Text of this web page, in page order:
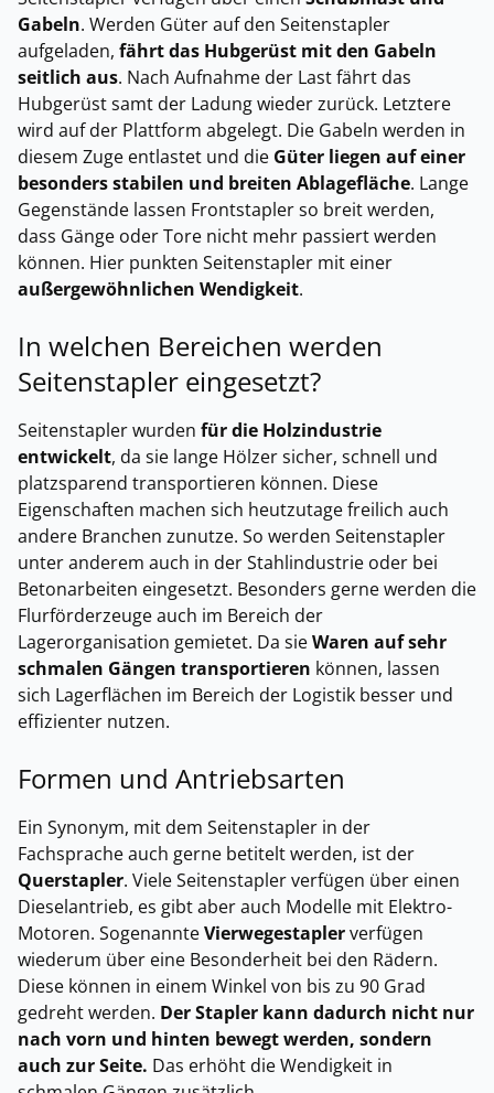
Gabeln. Werden Güter auf den Seitenstapler
aufgeladen, fährt das Hubgerüst mit den Gabeln
seitlich aus. Nach Aufnahme der Last fährt das
Hubgerüst samt der Ladung wieder zurück. Letztere
wird auf der Plattform abgelegt. Die Gabeln werden in
diesem Zuge entlastet und die Güter liegen auf einer
besonders stabilen und breiten Ablagefläche. Lange
Gegenstände lassen Frontstapler so breit werden,
dass Gänge oder Tore nicht mehr passiert werden
können. Hier punkten Seitenstapler mit einer
außergewöhnlichen Wendigkeit.
In welchen Bereichen werden
Seitenstapler eingesetzt?
Seitenstapler wurden für die Holzindustrie
entwickelt, da sie lange Hölzer sicher, schnell und
platzsparend transportieren können. Diese
Eigenschaften machen sich heutzutage freilich auch
andere Branchen zunutze. So werden Seitenstapler
unter anderem auch in der Stahlindustrie oder bei
Betonarbeiten eingesetzt. Besonders gerne werden die
Flurförderzeuge auch im Bereich der
Lagerorganisation gemietet. Da sieWaren auf sehr
schmalen Gängen transportieren können, lassen
sich Lagerflächen im Bereich der Logistik besser und
effizienter nutzen.
Formen und Antriebsarten
Ein Synonym, mit dem Seitenstapler in der
Fachsprache auch gerne betitelt werden, ist der
Querstapler. Viele Seitenstapler verfügen über einen
Dieselantrieb, es gibt aber auch Modelle mit Elektro-
Motoren. SogenannteVierwegestaplerverfügen
wiederum über eine Besonderheit bei den Rädern.
Diese können in einem Winkel von bis zu 90 Grad
gedreht werden. Der Stapler kann dadurch nicht nur
nach vorn und hinten bewegt werden, sondern
auch zur Seite. Das erhöht die Wendigkeit in